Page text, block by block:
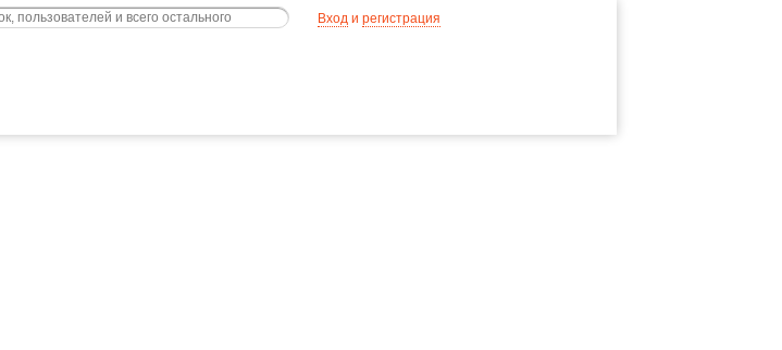
Вход и регистрация